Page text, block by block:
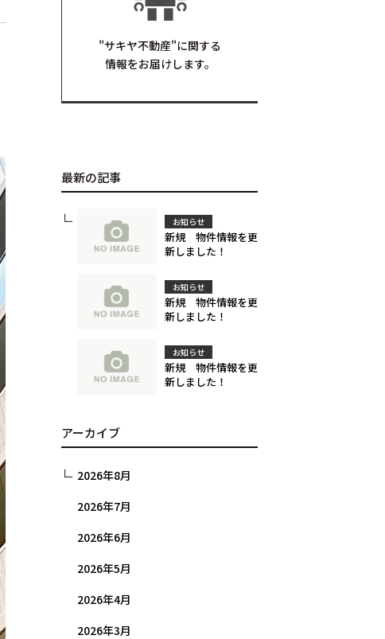
"サキヤ不動産"に関する
情報をお届けします。
最新の記事
お知らせ
新規 物件情報を更
新しました！
お知らせ
新規 物件情報を更
新しました！
お知らせ
新規 物件情報を更
新しました！
アーカイブ
2026年8月
2026年7月
2026年6月
2026年5月
2026年4月
2026年3月